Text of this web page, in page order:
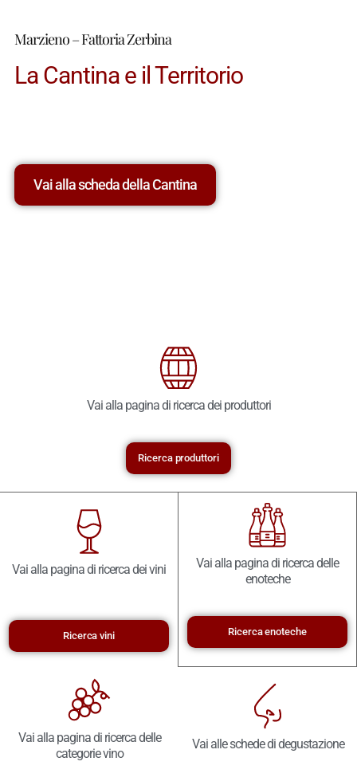
Marzieno – Fattoria Zerbina
La Cantina e il Territorio
Vai alla scheda della Cantina
Vai alla pagina di ricerca dei produttori
Ricerca produttori
Vai alla pagina di ricerca dei vini
Ricerca vini
Vai alla pagina di ricerca delle
enoteche
Ricerca enoteche
Vai alla pagina di ricerca delle
categorie vino
Vai alle schede di degustazione